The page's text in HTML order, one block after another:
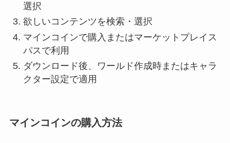
選択
欲しいコンテンツを検索・選択
マインコインで購入またはマーケットプレイス
パスで利用
ダウンロード後、ワールド作成時またはキャラ
クター設定で適用
マインコインの購入方法